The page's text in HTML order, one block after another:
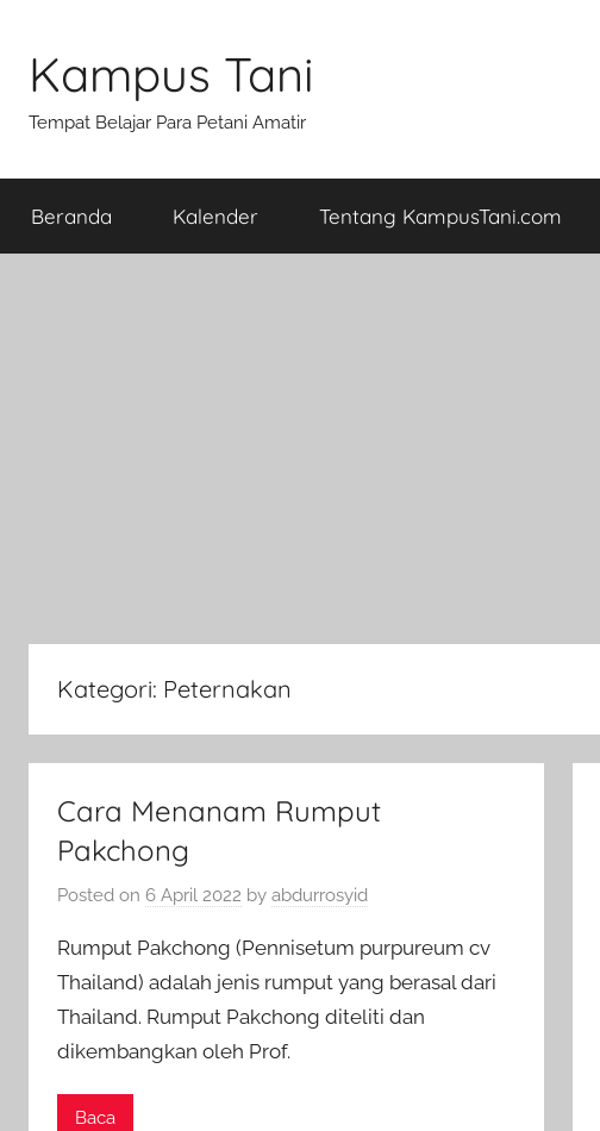
content
Kampus Tani
Tempat Belajar Para Petani Amatir
Beranda Kalender Tentang KampusTani.com
Kategori: Peternakan
Cara Menanam Rumput
Pakchong
Posted on 6 April 2022 by abdurrosyid
Rumput Pakchong (Pennisetum purpureum cv
Thailand) adalah jenis rumput yang berasal dari
Thailand. Rumput Pakchong diteliti dan
dikembangkan oleh Prof.
Baca